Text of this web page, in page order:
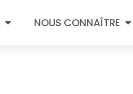
NOUS CONNAÎTRE